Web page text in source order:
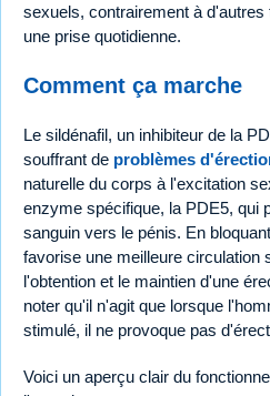
sexuels, contrairement à
une prise quotidienne.
Comment ça marche
Le sildénafil, un inhibiteur de la
souffrant de problèmes
naturelle du corps à l'excitation
enzyme spécifique, la PDE5, qui
sanguin vers le pénis. En
favorise une meilleure circulation
l'obtention et le maintien d'une
noter qu'il n'agit que lorsque
stimulé, il ne provoque pas
Voici un aperçu clair du